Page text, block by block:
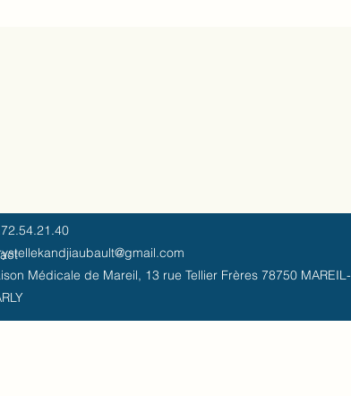
Médicale de Mareil, 13 rue Tellier Frères 78750 MAREIL-